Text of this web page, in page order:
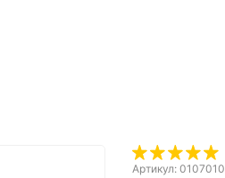
Артикул: 0107010